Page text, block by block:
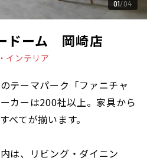
01 04
ドーム 岡崎店
インテリア
テーマパーク「ファニチャ
カーは200社以上。家具から
べてが揃います。
は、リビング・ダイニン